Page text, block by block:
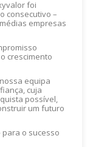
foi
consecutivo –
empresas
crescimento
equipa
cuja
possível,
um futuro
o sucesso